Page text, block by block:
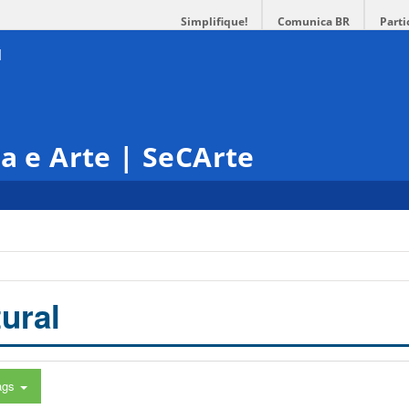
Simplifique! Comunica BR
e Arte | SeCArte